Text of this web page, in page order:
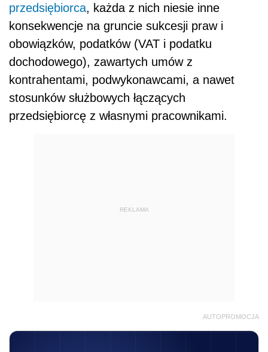
przedsiębiorca, każda z nich niesie inne
konsekwencje na gruncie sukcesji praw i
obowiązków, podatków (VAT i podatku
dochodowego), zawartych umów z
kontrahentami, podwykonawcami, a nawet
stosunków służbowych łączących
przedsiębiorcę z własnymi pracownikami.
REKLAMA
AUTOPROMOCJA